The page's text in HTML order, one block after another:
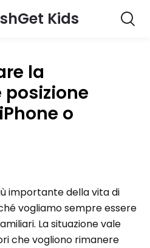
Kids
la
o
importante della vita di
vogliamo sempre essere
La situazione vale
che vogliono rimanere